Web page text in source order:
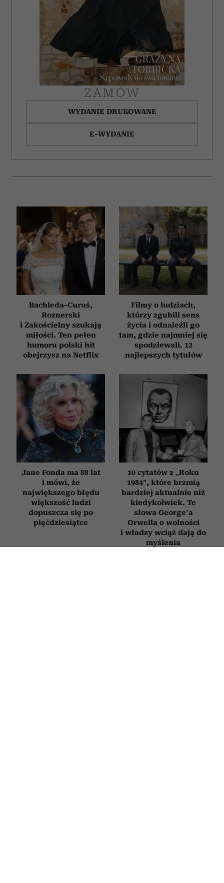
ZAMÓW
WYDANIE DRUKOWANE
E-WYDANIE
Bachleda-Curuś,
Roznerski
i Zakościelny szukają
miłości. Ten pełen
humoru polski hit
obejrzysz na Netflix
Filmy o ludziach,
którzy zgubili sens
życia i odnaleźli go
tam, gdzie najmniej się
spodziewali. 12
najlepszych tytułów
Jane Fonda ma 88 lat
i mówi, że
największego błędu
większość ludzi
dopuszcza się po
pięćdziesiątce
10 cytatów z „Roku
1984”, które brzmią
bardziej aktualnie niż
kiedykolwiek. Te
słowa George’a
Orwella o wolności
i władzy wciąż dają do
myślenia